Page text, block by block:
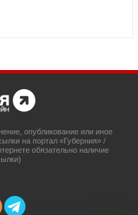
опубликование или иное
на портал «Губерния» /
обязательно наличие